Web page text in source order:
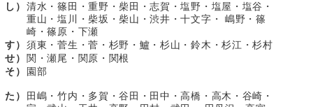
し） 清水・篠田・重野・柴田・志賀・塩野・塩屋・塩谷・
重山・塩川・柴坂・柴山・渋井・十文字・ 嶋野・篠
崎・篠原・下瀬
す） 須東・菅生・菅・杉野・鱸・杉山・鈴木・杉江・杉村
せ）
関・瀬尾・関原・関根
そ）
園部
た）
田嶋・竹内・多賀・谷田・田中・高橋・高木・谷崎・